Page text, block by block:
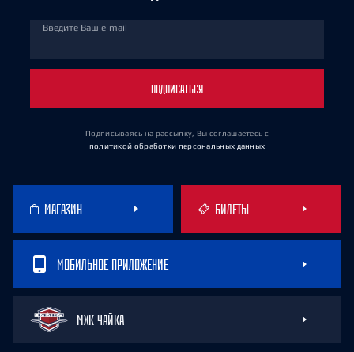
Введите Ваш e-mail
ПОДПИСАТЬСЯ
Подписываясь на рассылку, Вы соглашаетесь с
политикой обработки персональных данных
МАГАЗИН БИЛЕТЫ
МОБИЛЬНОЕ ПРИЛОЖЕНИЕ
МХК ЧАЙКА